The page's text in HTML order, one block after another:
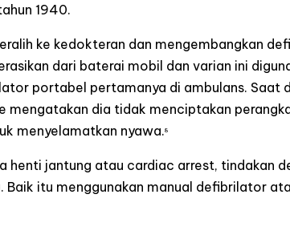
1940.
ke kedokteran dan mengembangkan
dari baterai mobil dan varian ini
portabel pertamanya di ambulans. Saat
mengatakan dia tidak menciptakan
menyelamatkan nyawa.8
henti jantung atau cardiac arrest, tindakan
itu menggunakan manual defibrilator